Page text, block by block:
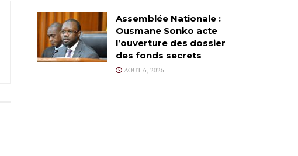
Assemblée Nationale :
Ousmane Sonko acte
l’ouverture des dossier
des fonds secrets
AOÛT 6, 2026